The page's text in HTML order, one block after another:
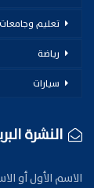
تعليم وجامعات
رياضة
سيارات
النشرة
الاسم الأول أو